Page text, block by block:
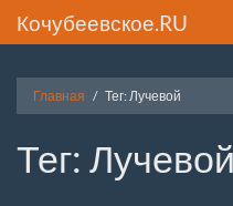
Кочубеевское.RU
Главная Тег: Лучевой
Тег: Лучевой